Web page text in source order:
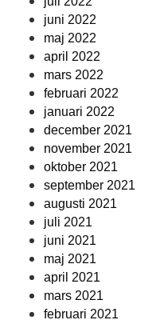
juni 2022
maj 2022
april 2022
mars 2022
februari 2022
januari 2022
december 2021
november 2021
oktober 2021
september 2021
augusti 2021
juli 2021
juni 2021
maj 2021
april 2021
mars 2021
februari 2021